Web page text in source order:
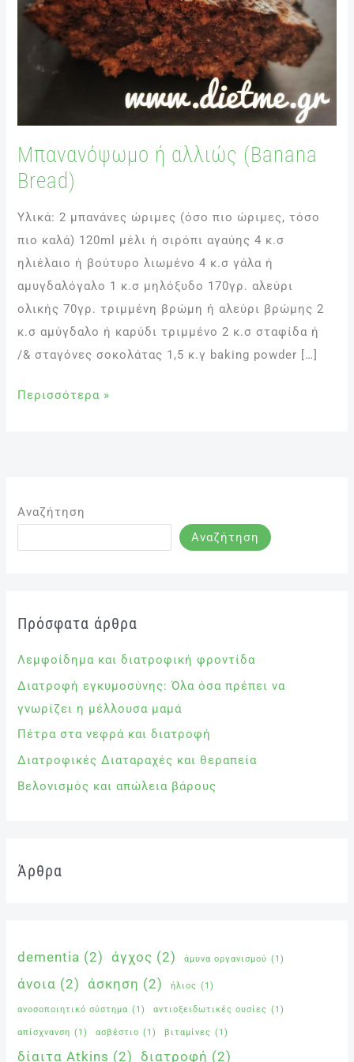
Μπανανόψωμο ή αλλιώς (Banana
Bread)
Υλικά: 2 μπανάνες ώριμες (όσο πιο ώριμες, τόσο
πιο καλά) 120ml μέλι ή σιρόπι αγαύης 4 κ.σ
ηλιέλαιο ή βούτυρο λιωμένο 4 κ.σ γάλα ή
αμυγδαλόγαλο 1 κ.σ μηλόξυδο 170γρ. αλεύρι
ολικής 70γρ. τριμμένη βρώμη ή αλεύρι βρώμης 2
κ.σ αμύγδαλο ή καρύδι τριμμένο 2 κ.σ σταφίδα ή
/& σταγόνες σοκολάτας 1,5 κ.γ baking powder […]
Περισσότερα »
Αναζήτηση
Αναζήτηση
Πρόσφατα άρθρα
Λεμφοίδημα και διατροφική φροντίδα
Διατροφή εγκυμοσύνης: Όλα όσα πρέπει να
γνωρίζει η μέλλουσα μαμά
Πέτρα στα νεφρά και διατροφή
Διατροφικές Διαταραχές και θεραπεία
Βελονισμός και απώλεια βάρους
Άρθρα
dementia (2) άγχος (2) άμυνα οργανισμού (1)
άνοια (2) άσκηση (2) ήλιος (1)
ανοσοποιητικό σύστημα (1) αντιοξειδωτικές ουσίες (1)
απίσχνανση (1) ασβέστιο (1) βιταμίνες (1)
δίαιτα Atkins (2) διατροφή (2)